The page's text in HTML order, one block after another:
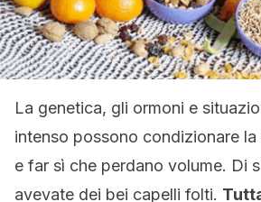
La genetica, gli ormoni e
intenso possono condizionare
e far sì che perdano volume. Di
avevate dei bei capelli folti.